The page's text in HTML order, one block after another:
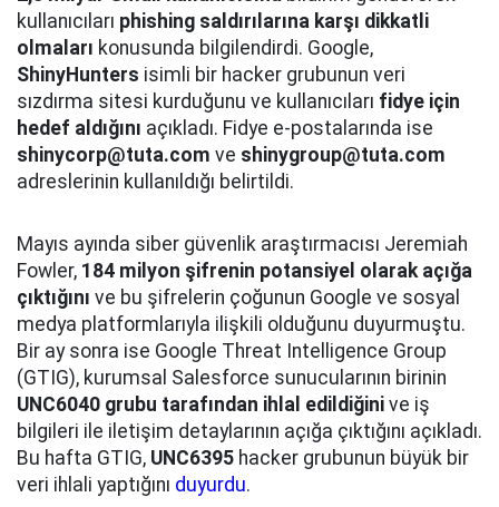
kullanıcıları phishing saldırılarına karşı dikkatli
olmaları konusunda bilgilendirdi. Google,
ShinyHunters isimli bir hacker grubunun veri
sızdırma sitesi kurduğunu ve kullanıcıları fidye için
hedef aldığını açıkladı. Fidye e-postalarında ise
shinycorp@tuta.com ve shinygroup@tuta.com
adreslerinin kullanıldığı belirtildi.
Mayıs ayında siber güvenlik araştırmacısı Jeremiah
Fowler, 184 milyon şifrenin potansiyel olarak açığa
çıktığını ve bu şifrelerin çoğunun Google ve sosyal
medya platformlarıyla ilişkili olduğunu duyurmuştu.
Bir ay sonra ise Google Threat Intelligence Group
(GTIG), kurumsal Salesforce sunucularının birinin
UNC6040 grubu tarafından ihlal edildiğini ve iş
bilgileri ile iletişim detaylarının açığa çıktığını açıkladı.
Bu hafta GTIG, UNC6395 hacker grubunun büyük bir
veri ihlali yaptığını duyurdu.